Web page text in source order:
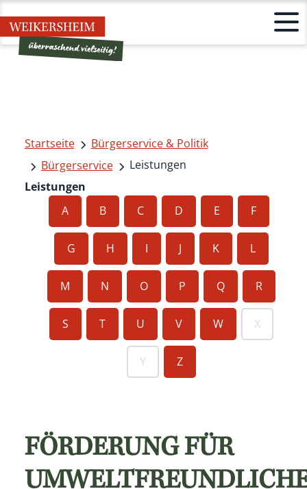
Startseite
Bürgerservice & Politik
Bürgerservice
Leistungen
Leistungen
A
B C D E F
G H I J K L
M N O P Q R
S T U V W X
Y Z
FÖRDERUNG FÜR